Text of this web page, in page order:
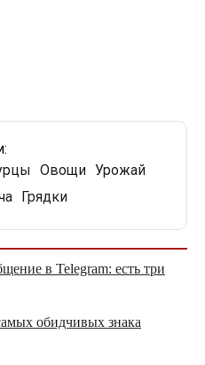
Овощи Урожай
Грядки
в Telegram: есть три
обидчивых знака